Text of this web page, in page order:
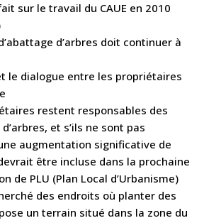
sur le travail du CAUE en 2010
d’arbres doit continuer à
le dialogue entre les propriétaires
restent responsables des
et s’ils ne sont pas
augmentation significative de
être incluse dans la prochaine
de PLU (Plan Local d’Urbanisme)
des endroits où planter des
un terrain situé dans la zone du